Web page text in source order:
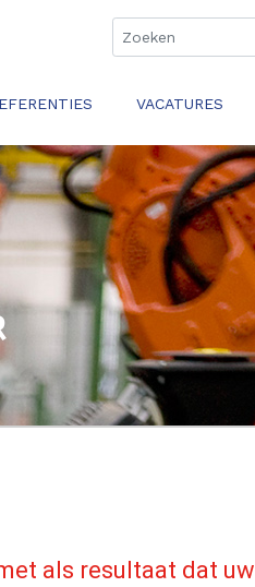
VACATURES
als resultaat dat uw